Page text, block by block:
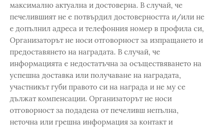
максимално актуална и достоверна. В случай, че
печелившият не е потвърдил достоверността и/или не
е допълнил адреса и телефонния номер в профила си,
Организаторът не носи отговорност за изпращането и
предоставянето на наградата. В случай, че
информацията е недостатъчна за осъществяването на
успешна доставка или получаване на наградата,
участникът губи правото си на награда и не му се
дължат компенсации. Организаторът не носи
отговорност за подадена от печеливш непълна,
неточна или грешна информация за контакт и